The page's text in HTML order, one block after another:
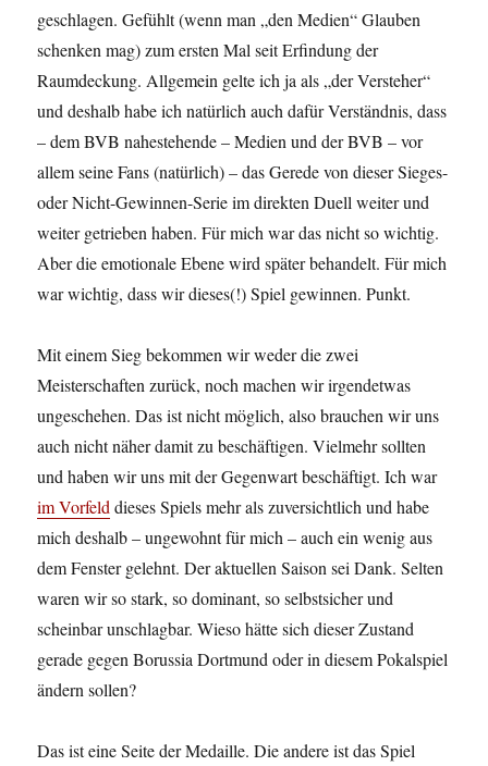
geschlagen. Gefühlt (wenn man „den Medien“ Glauben
schenken mag) zum ersten Mal seit Erfindung der
Raumdeckung. Allgemein gelte ich ja als „der Versteher“
und deshalb habe ich natürlich auch dafür Verständnis, dass
– dem BVB nahestehende – Medien und der BVB – vor
allem seine Fans (natürlich) – das Gerede von dieser Sieges-
oder Nicht-Gewinnen-Serie im direkten Duell weiter und
weiter getrieben haben. Für mich war das nicht so wichtig.
Aber die emotionale Ebene wird später behandelt. Für mich
war wichtig, dass wir dieses(!) Spiel gewinnen. Punkt.
Mit einem Sieg bekommen wir weder die zwei
Meisterschaften zurück, noch machen wir irgendetwas
ungeschehen. Das ist nicht möglich, also brauchen wir uns
auch nicht näher damit zu beschäftigen. Vielmehr sollten
und haben wir uns mit der Gegenwart beschäftigt. Ich war
im Vorfelddieses Spiels mehr als zuversichtlich und habe
mich deshalb – ungewohnt für mich – auch ein wenig aus
dem Fenster gelehnt. Der aktuellen Saison sei Dank. Selten
waren wir so stark, so dominant, so selbstsicher und
scheinbar unschlagbar. Wieso hätte sich dieser Zustand
gerade gegen Borussia Dortmund oder in diesem Pokalspiel
ändern sollen?
Das ist eine Seite der Medaille. Die andere ist das Spiel